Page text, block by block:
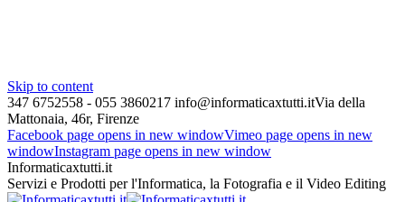
Skip to content
347 6752558 - 055 3860217 info@informaticaxtutti.itVia della
Mattonaia, 46r, Firenze
Facebook page opens in new windowVimeo page opens in new
windowInstagram page opens in new window
Informaticaxtutti.it
Servizi e Prodotti per l'Informatica, la Fotografia e il Video Editing